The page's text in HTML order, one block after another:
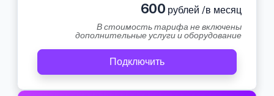
600 рублей /в месяц
В стоимость тарифа не включены
дополнительные услуги и оборудование
Подключить